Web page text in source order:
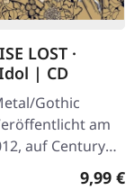
LOST ·
| CD
Gothic
am
auf Century
CD im9,99 €